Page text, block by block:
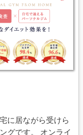
に居ながら受けら
グです。 オンライ